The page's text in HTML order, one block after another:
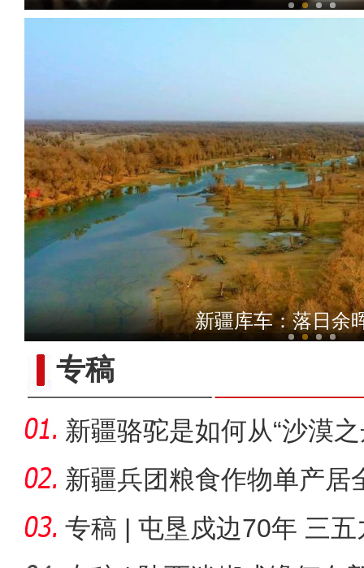
实拍初春新疆那拉
新疆库车：落日余
专稿
新疆骆驼是如何从“沙漠
舟”的
新疆兵团粮食作物单产居
哪些
专稿 | 屯垦戍边70年 三